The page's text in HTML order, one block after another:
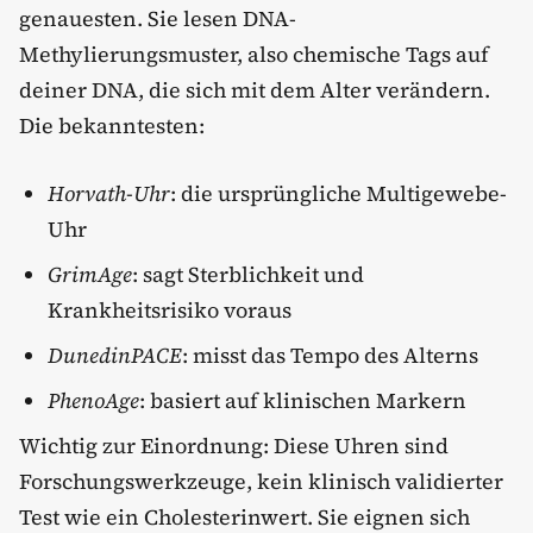
genauesten. Sie lesen DNA-
Methylierungsmuster, also chemische Tags auf
deiner DNA, die sich mit dem Alter verändern.
Die bekanntesten:
Horvath-Uhr: die ursprüngliche Multigewebe-
Uhr
GrimAge: sagt Sterblichkeit und
Krankheitsrisiko voraus
DunedinPACE: misst das Tempo des Alterns
PhenoAge: basiert auf klinischen Markern
Wichtig zur Einordnung: Diese Uhren sind
Forschungswerkzeuge, kein klinisch validierter
Test wie ein Cholesterinwert. Sie eignen sich